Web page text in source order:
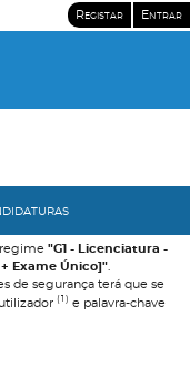
Registar Entrar
regime "G1 - Licenciatura -
Exame Único]"
de segurança terá que se
(1) e palavra-chave